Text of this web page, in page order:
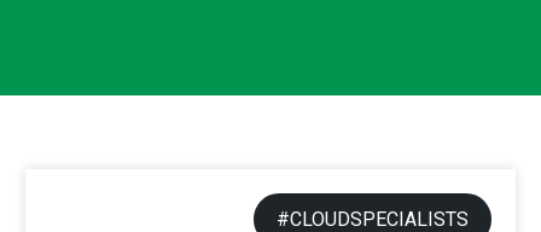
#CLOUDSPECIALISTS